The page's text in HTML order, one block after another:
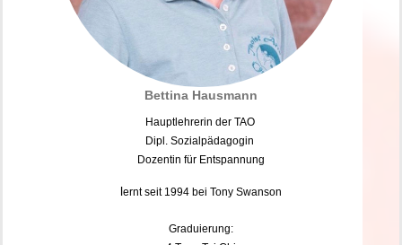
Bettina Hausmann
Hauptlehrerin der TAO
Dipl. Sozialpädagogin
Dozentin für Entspannung
lernt seit 1994 bei Tony Swanson
Graduierung: